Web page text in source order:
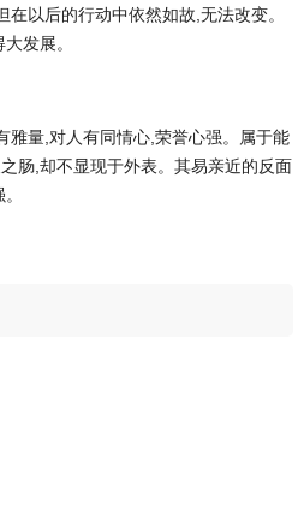
以后的行动中依然如故,无法改变。
得大发展。
雅量,对人有同情心,荣誉心强。属于能
肠,却不显现于外表。其易亲近的反面